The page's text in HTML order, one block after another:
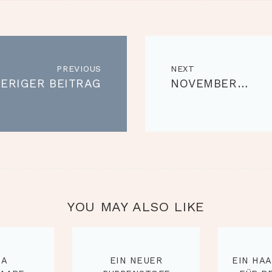
PREVIOUS
BEITRAG
NEXT
post:
NOVEMBER…
YOU MAY ALSO LIKE
EIN NEUER
EIN